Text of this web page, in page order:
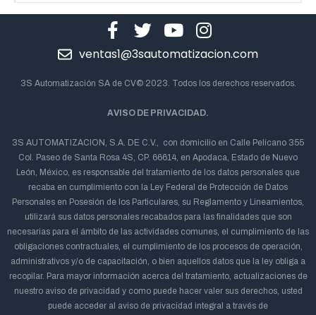
ventas1@3sautomatizacion.com
3S Automatización SA de CV© 2023. Todos los derechos reservados.
AVISO DE PRIVACIDAD.
3S AUTOMATIZACION, S.A. DE C.V., con domicilio en Calle Pelícano 355
Col. Paseo de Santa Rosa 4S, CP. 66614, en Apodaca, Estado de Nuevo
León, México, es responsable del tratamiento de los datos personales que
recaba en cumplimiento con la Ley Federal de Protección de Datos
Personales en Posesión de los Particulares, su Reglamento y Lineamientos,
utilizará sus datos personales recabados para las finalidades que son
necesarias para el ámbito de las actividades comunes, el cumplimiento de las
obligaciones contractuales, el cumplimiento de los procesos de operación,
administrativos y/o de capacitación, o bien aquellos datos que la ley obliga a
recopilar. Para mayor información acerca del tratamiento, actualizaciones de
nuestro aviso de privacidad y como puede hacer valer sus derechos, usted
puede acceder al aviso de privacidad integral a través de